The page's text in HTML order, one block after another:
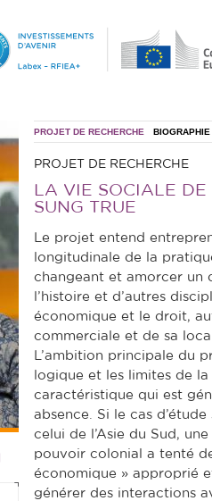
PROJET DE RECHERCHE BIOGRAPHIE
PROJET DE RECHERCHE
LA VIE SOCIALE
SUNG TRUE
Le projet entend
longitudinale de la
changeant et amorcer un
l’histoire et d’autres
économique et le droit,
commerciale et de sa
L’ambition principale du
logique et les limites de
caractéristique qui est
absence. Si le cas
celui de l’Asie du Sud,
pouvoir colonial a tenté
économique » approprié
générer des interactions